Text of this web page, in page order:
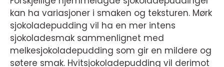
kan ha variasjoner i smaken og teksturen. Mørk
sjokoladepudding vil ha en mer intens
sjokoladesmak sammenlignet med
melkesjokoladepudding som gir en mildere og
søtere smak. Hvitsjokoladepudding vil derimot